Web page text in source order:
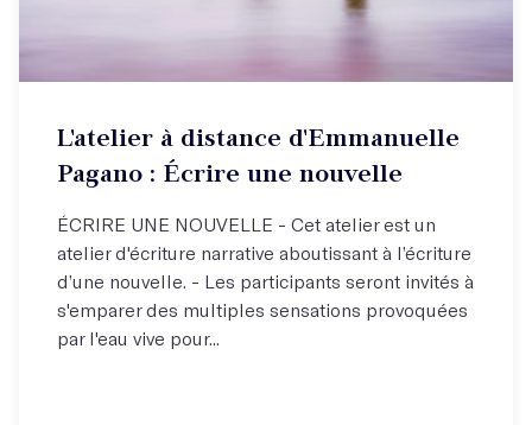
L'atelier à distance d'Emmanuelle
Pagano : Écrire une nouvelle
ÉCRIRE UNE NOUVELLE - Cet atelier est un
atelier d'écriture narrative aboutissant à l’écriture
d’une nouvelle. - Les participants seront invités à
s'emparer des multiples sensations provoquées
par l'eau vive pour...